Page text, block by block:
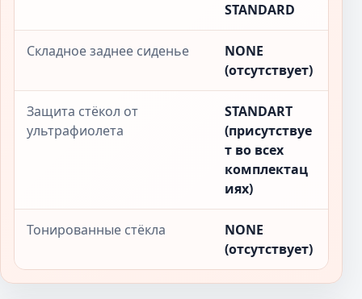
STANDARD
Складное заднее сиденье
NONE
(отсутствует)
Защита стёкол от
ультрафиолета
STANDART
(присутствуе
т во всех
комплектац
иях)
Тонированные стёкла
NONE
(отсутствует)